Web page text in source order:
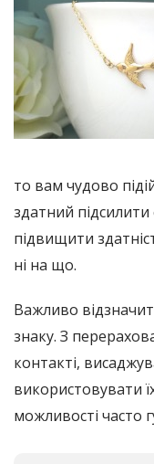
то вам чудово
здатний підсилити
підвищити
ні на що.
Важливо
знаку. З
контакті,
використовувати
можливості часто